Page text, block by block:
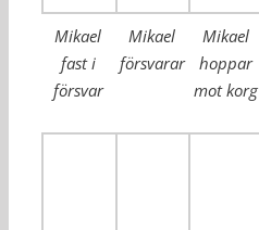
Mikael
fast i
försvar
Mikael
försvarar
Mikael
hoppar
mot korg